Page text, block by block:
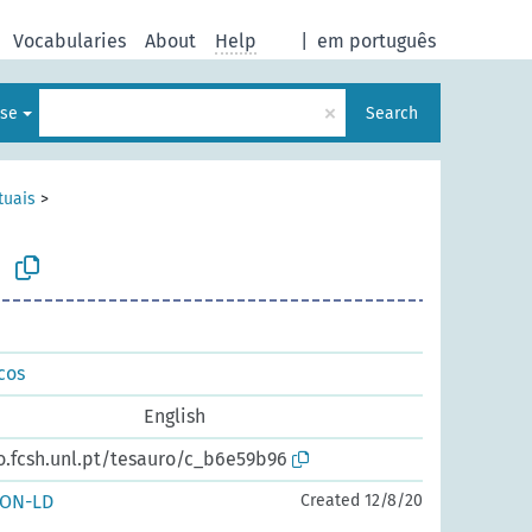
em português
Vocabularies About Help
× Search
>
English
tesauro/c_b6e59b96
LD
Created 12/8/20